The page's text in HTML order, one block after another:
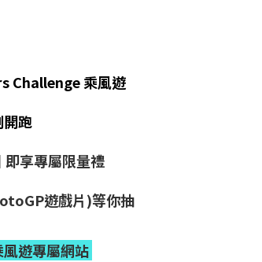
Challenge 乘風遊
開跑
即享專屬限量禮
遊戲片)等你抽
遊專屬網站